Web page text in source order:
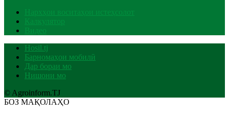
Нархҳои воситаҳои истеҳсолот
Калкулятор
Видео
Hosil.tj
Барномаҳои мобилӣ
Дар бораи мо
Нишони мо
© Agroinform.TJ
БОЗ МАҚОЛАҲО